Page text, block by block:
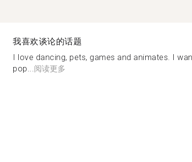
我喜欢谈论的话题
I love dancing, pets, games and animates. I
pop...阅读更多